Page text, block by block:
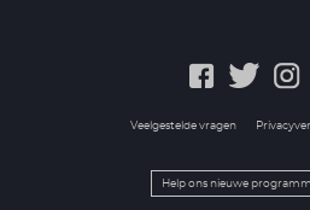
Veelgestelde vragen
Help ons nieuwe